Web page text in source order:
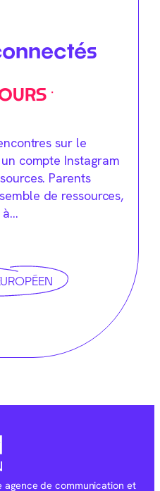
sur le
compte Instagram
Parents
de ressources,
à…
agence de communication et